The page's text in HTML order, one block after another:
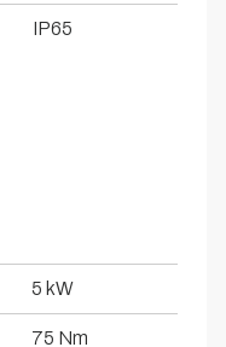
IP65
5 kW
75 Nm